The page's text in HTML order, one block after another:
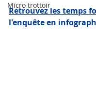
Micro trottoir
Retrouvez les temps
l'enquête en